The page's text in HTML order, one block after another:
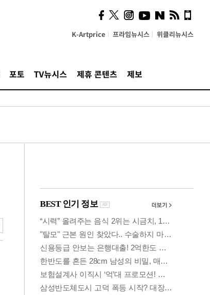
K-Artprice 프라임뉴시스 위클리뉴시스
포토 TV뉴시스 제휴 콘텐츠 제보
사이 해답 찾았죠"…알을
깨고 나온 '초자아'